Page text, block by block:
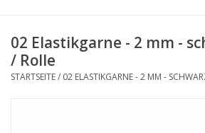
Bunte Gummibänder
Gummispannseile
02 Elastikgarne - 2 mm -
/ Rolle
STARTSEITE/ 02 ELASTIKGARNE - 2 MM -